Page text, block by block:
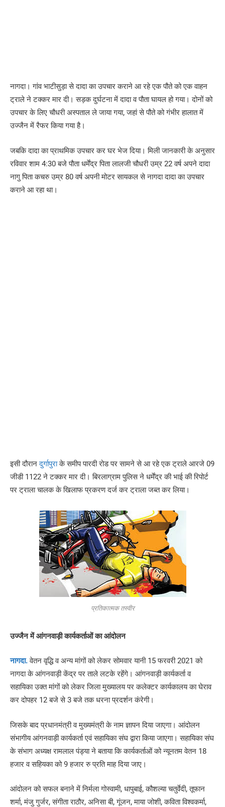
नागदा। गांव भाटीसुड़ा से दादा का उपचार कराने आ रहे एक पौते को एक वाहन
ट्राले ने टक्कर मार दी। सड़क दुर्घटना में दादा व पौता घायल हो गया। दोनों को
उपचार के लिए चौधरी अस्पताल ले जाया गया, जहां से पौते को गंभीर हालात में
उज्जैन में रैफर किया गया है।
जबकि दादा का प्राथमिक उपचार कर घर भेज दिया। मिली जानकारी के अनुसार
रविवार शाम 4:30 बजे पौता धर्मेंद्र पिता लालजी चौधरी उम्र 22 वर्ष अपने दादा
नागु पिता कचरु उम्र 80 वर्ष अपनी मोटर सायकल से नागदा दादा का उपचार
कराने आ रहा था।
इसी दौरानदुर्गापुराके समीप पारदी रोड पर सामने से आ रहे एक ट्राले आरजे 09
जीडी 1122 ने टक्कर मार दी। बिरलाग्राम पुलिस ने धर्मेंद्र की भाई की रिपोर्ट
पर ट्राला चालक के खिलाफ प्रकरण दर्ज कर ट्राला जब्त कर लिया।
प्रतिकात्मक तस्वीर
उज्जैन में आंगनवाड़ी कार्यकर्ताओं का आंदोलन
नागदा. वेतन वृद्धि व अन्य मांगों को लेकर सोमवार यानी 15 फरवरी 2021 को
नागदा के आंगनवाड़ी केंद्र पर ताले लटके रहेंंगे। आंगनवाड़ी कार्यकर्ता व
सहायिका उक्त मांगों को लेकर जिला मुख्यालय पर कलेक्टर कार्यकालय का घेराव
कर दोपहर 12 बजे से 3 बजे तक धरना प्रदर्शन कंरेगी।
जिसके बाद प्रधानमंत्री व मुख्यमंत्री के नाम ज्ञापन दिया जाएगा। आंदोलन
संभागीय आंगनवाड़ी कार्यकर्ता एवं सहायिका संघ द्वारा किया जाएगा। सहायिका संघ
के संभाग अध्यक्ष रामलाल पंड्या ने बताया कि कार्यकर्ताओं को न्यूनतम वेतन 18
हजार व सहियका को 9 हजार रु प्रति माह दिया जाए।
आंदोलन को सफल बनाने में निर्मला गोस्वामी, धापुबाई, कौशल्या चतुर्वेदी, तूफान
शर्मा, मंजु गुर्जर, संगीता राठौर, अनिसा बी, गूंजन, माया जोशी, कविता विश्वकर्मा,